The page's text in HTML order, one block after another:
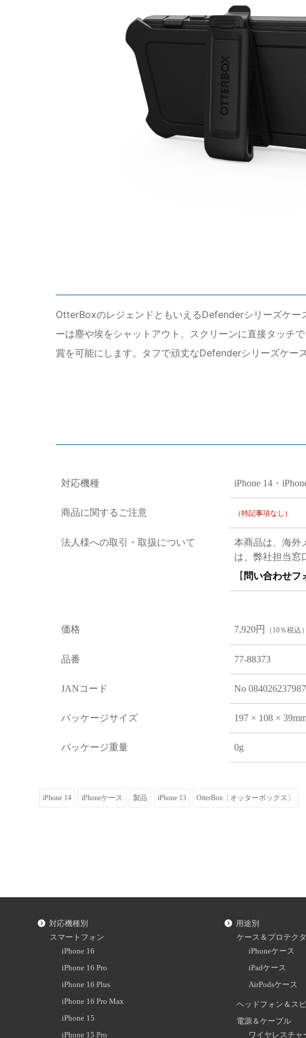
OtterBoxのレジェンドともいえるDefenderシリーズケ
ーは塵や埃をシャットアウト、スクリーンに直接タッチ
賞を可能にします。タフで頑丈なDefenderシリーズケー
対応機種 iPhone 14・
商品に関するご注意 （特記事項なし）
法人様への取引・取扱について
本商品は、海外
は、弊社担当窓
【 問い合わせフ
価格 7,920円 （10％税込）
品番 77-88373
JANコード No
パッケージサイズ 197 × 108 ×
パッケージ重量 0g
iPhone 14 iPhoneケース 製品 iPhone 13 OtterBox〔オッターボックス〕
対応機種別
スマートフォン
iPhone 16
iPhone 16 Pro
iPhone 16 Plus
iPhone 16 Pro Max
iPhone 15
iPhone 15 Pro
用途別
ケース＆プロテク
iPhoneケース
iPadケース
AirPodsケース
ヘッドフォン＆ス
電源＆ケーブル
ワイヤレスチャ